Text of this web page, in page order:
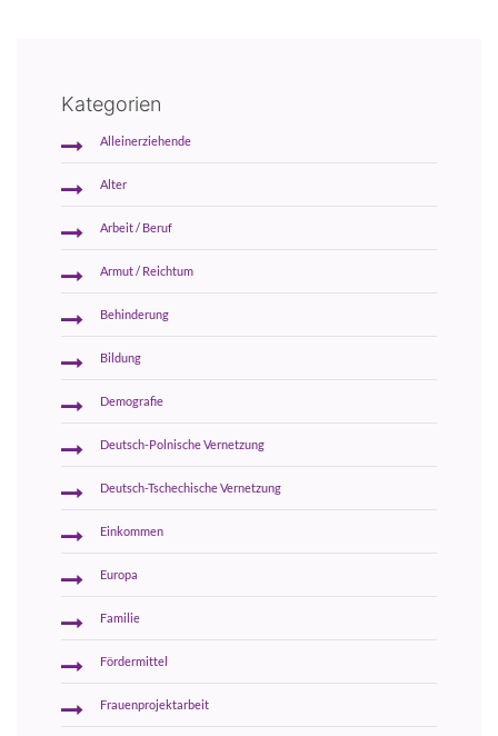
Kategorien
Alleinerziehende
Alter
Arbeit / Beruf
Armut / Reichtum
Behinderung
Bildung
Demografie
Deutsch-Polnische Vernetzung
Deutsch-Tschechische Vernetzung
Einkommen
Europa
Familie
Fördermittel
Frauenprojektarbeit